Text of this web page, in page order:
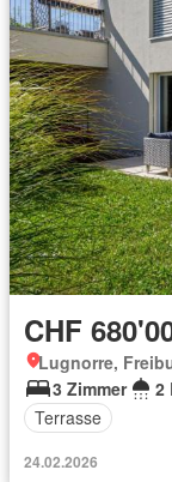
CHF
Lugnorre,
3 Zimmer
2
Terrasse
24.02.2026